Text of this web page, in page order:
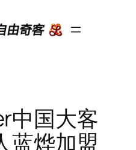
中国大客
蓝烨加盟